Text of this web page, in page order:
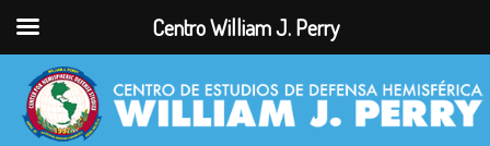
Centro William J. Perry